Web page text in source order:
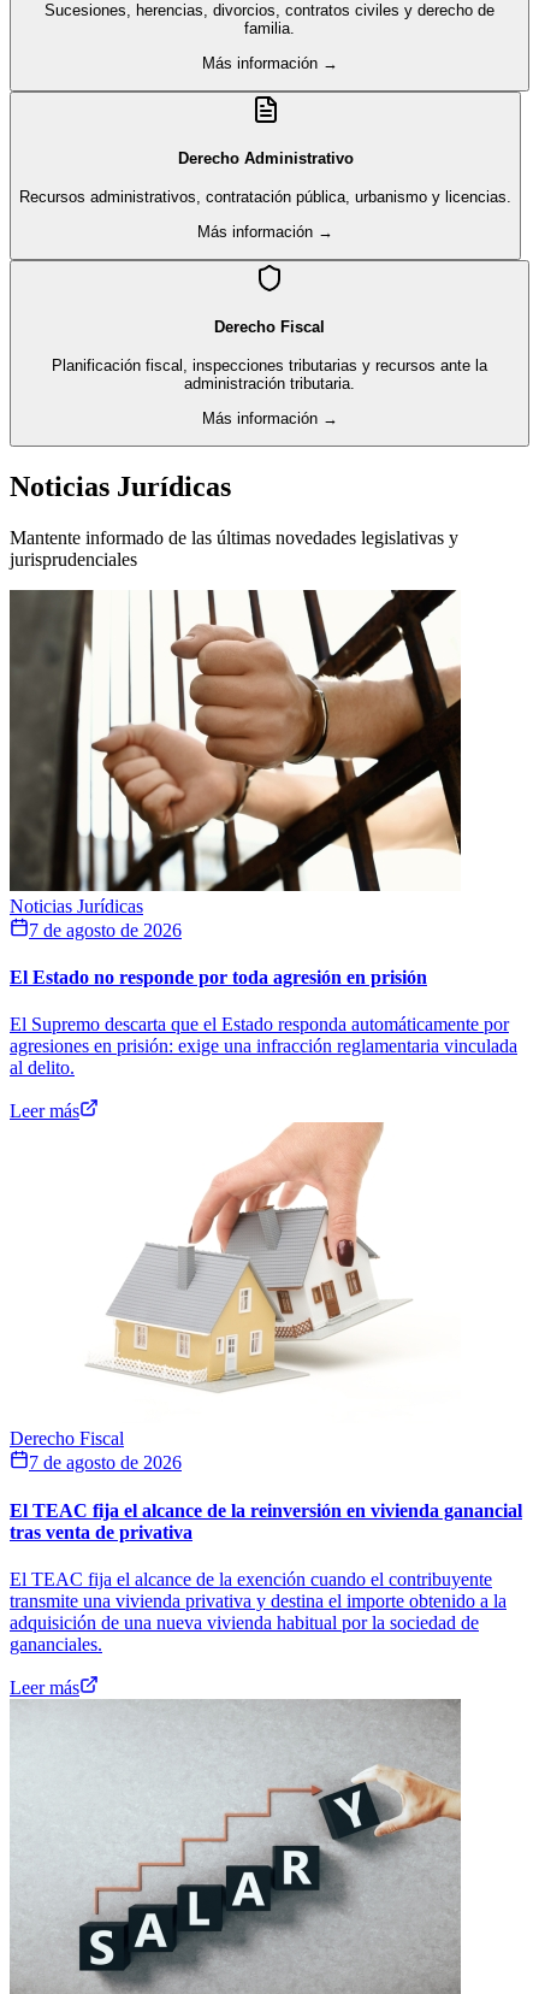
Sucesiones, herencias, divorcios, contratos civiles y derecho de
familia.
Más información →
Derecho Administrativo
Recursos administrativos, contratación pública, urbanismo y licencias.
Más información →
Derecho Fiscal
Planificación fiscal, inspecciones tributarias y recursos ante la
administración tributaria.
Más información →
Noticias Jurídicas
Mantente informado de las últimas novedades legislativas y
jurisprudenciales
Noticias Jurídicas
7 de agosto de 2026
El Estado no responde por toda agresión en prisión
El Supremo descarta que el Estado responda automáticamente por
agresiones en prisión: exige una infracción reglamentaria vinculada
al delito.
Leer más
Derecho Fiscal
7 de agosto de 2026
El TEAC fija el alcance de la reinversión en vivienda ganancial
tras venta de privativa
El TEAC fija el alcance de la exención cuando el contribuyente
transmite una vivienda privativa y destina el importe obtenido a la
adquisición de una nueva vivienda habitual por la sociedad de
gananciales.
Leer más